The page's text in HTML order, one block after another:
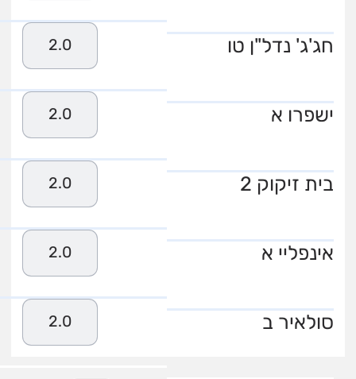
חג'ג' נדל"ן טו 2.0
ישפרו א 2.0
בית זיקוק 2 2.0
אינפליי א 2.0
סולאיר ב 2.0